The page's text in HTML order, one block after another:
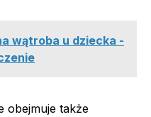
wątroba u dziecka -
obejmuje także